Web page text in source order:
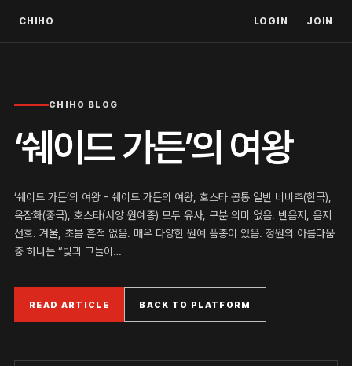
CHIHO LOGIN JOIN
CHIHO BLOG
‘쉐이드 가든’의 여왕
‘쉐이드 가든’의 여왕 - 쉐이드 가든의 여왕, 호스타 공통 일반 비비추(한국),
옥잠화(중국), 호스타(서양 원예종) 모두 유사, 구분 의미 없음. 반음지, 음지
선호. 겨울, 초봄 흔적 없음. 매우 다양한 원예 품종이 있음. 정원의 아름다움
중 하나는 “빛과 그늘이…
READ ARTICLE BACK TO PLATFORM